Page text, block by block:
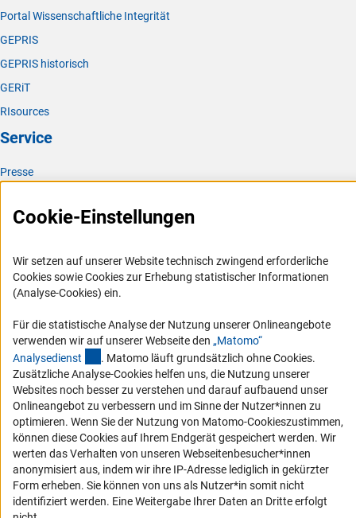
Portal Wissenschaftliche Integrität
GEPRIS
GEPRIS historisch
GERiT
RIsources
Service
Presse
Karriere
RSS-Feeds
Compliance
Barrierefreiheit
Service und Informationen für Menschen mit Behinderungen
Erklärung zur Barrierefreiheit
Barriere melden
DFG-aktuell
Erhalten Sie Neuigkeiten aus der DFG direkt in Ihr Mailpostfach oder
schauen Sie sich die Ausgaben online an.
Cookie-Einstellungen
Wir setzen auf unserer Website technisch zwingend erforderliche
Cookies sowie Cookies zur Erhebung statistischer Informationen
(Analyse-Cookies) ein.
Für die statistische Analyse der Nutzung unserer Onlineangebote
verwenden wir auf unserer Webseite den „Matomo“
Analysedienst (externer Link)
. Matomo läuft grundsätzlich ohne Cookies.
Zusätzliche Analyse-Cookies helfen uns, die Nutzung unserer
Websites noch besser zu verstehen und darauf aufbauend unser
Onlineangebot zu verbessern und im Sinne der Nutzer*innen zu
optimieren. Wenn Sie der Nutzung von Matomo-Cookieszustimmen,
können diese Cookies auf Ihrem Endgerät gespeichert werden. Wir
werten das Verhalten von unseren Webseitenbesucher*innen
anonymisiert aus, indem wir ihre IP-Adresse lediglich in gekürzter
Form erheben. Sie können von uns als Nutzer*in somit nicht
identifiziert werden. Eine Weitergabe Ihrer Daten an Dritte erfolgt